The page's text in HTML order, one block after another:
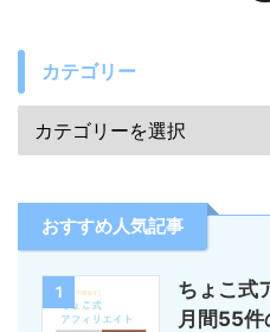
カテゴリー
おすすめ人気記事
1
ちょこ式
月間55件